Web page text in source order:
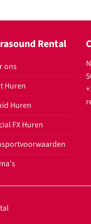
Rental
ons
Huren
Huren
FX Huren